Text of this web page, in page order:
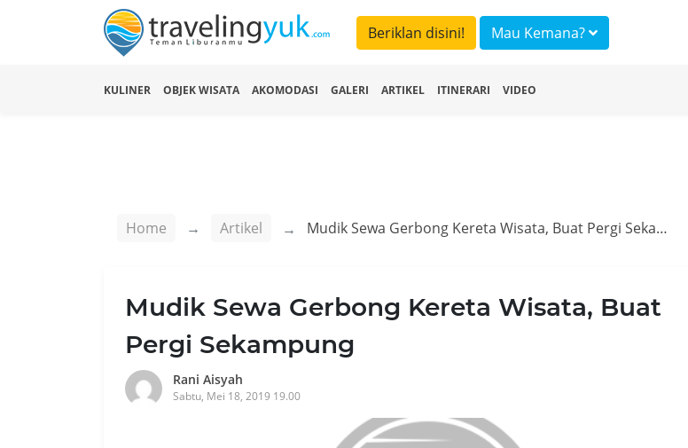
Beriklan disini! Mau Kemana?
KULINER OBJEK WISATA AKOMODASI GALERI ARTIKEL ITINERARI VIDEO
Home Artikel Mudik Sewa Gerbong Kereta Wisata, Buat Pergi Sekampung
Mudik Sewa Gerbong Kereta Wisata, Buat
Pergi Sekampung
Rani Aisyah
Sabtu, Mei 18, 2019 19.00